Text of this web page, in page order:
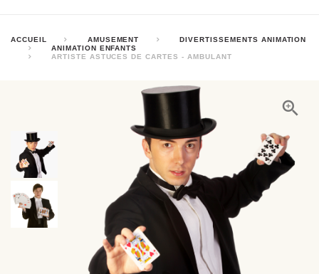
ACCUEIL AMUSEMENT
DIVERTISSEMENTS ANIMATION
ANIMATION ENFANTS
ARTISTE ASTUCES DE CARTES - AMBULANT